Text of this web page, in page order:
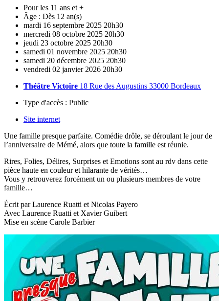
Pour les 11 ans et +
Âge : Dès 12 an(s)
mardi 16 septembre 2025 20h30
mercredi 08 octobre 2025 20h30
jeudi 23 octobre 2025 20h30
samedi 01 novembre 2025 20h30
samedi 20 décembre 2025 20h30
vendredi 02 janvier 2026 20h30
Théâtre Victoire 18 Rue des Augustins 33000 Bordeaux
Type d'accès : Public
Site internet
Une famille presque parfaite. Comédie drôle, se déroulant le jour de
l’anniversaire de Mémé, alors que toute la famille est réunie.
Rires, Folies, Délires, Surprises et Emotions sont au rdv dans cette
pièce haute en couleur et hilarante de vérités…
Vous y retrouverez forcément un ou plusieurs membres de votre
famille…
Écrit par Laurence Ruatti et Nicolas Payero
Avec Laurence Ruatti et Xavier Guibert
Mise en scène Carole Barbier